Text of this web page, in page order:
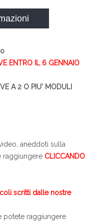
ENTRO IL 6 GENNAIO
A 2 O PIU' MODULI
aneddoti sulla
CLICCANDO
scritti dalle nostre
potete raggiungere